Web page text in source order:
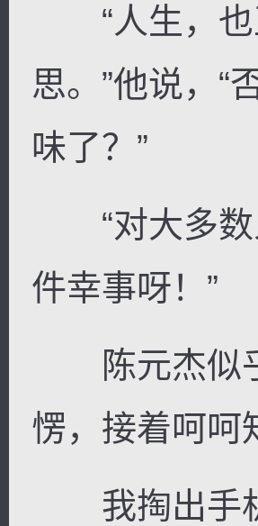
“人生，也
思。”他说，“
味了？”
“对大多数
件幸事呀！”
陈元杰似乎
愣，接着呵呵
我掏出手机